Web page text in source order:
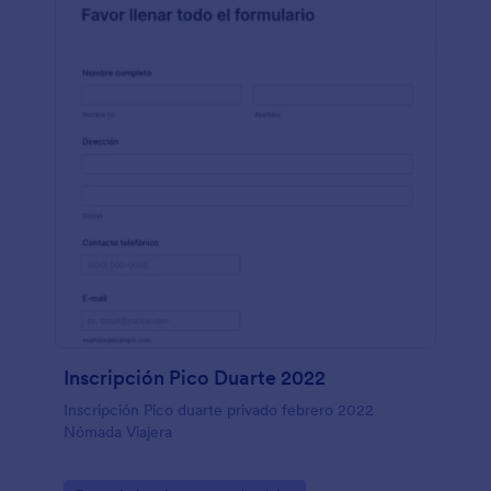
Inscripción Pico Duarte 2022
Inscripción Pico duarte privado febrero 2022
Nómada Viajera